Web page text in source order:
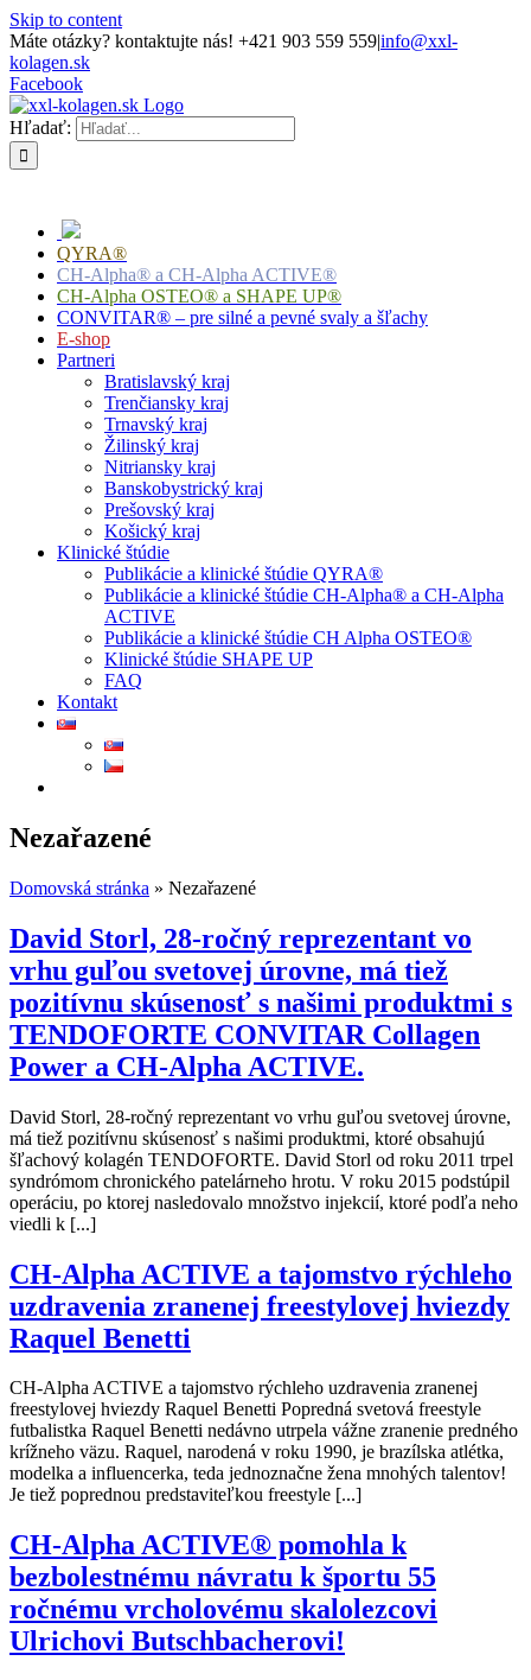
Skip to content
Máte otázky? kontaktujte nás! +421 903 559 559|info@xxl-
kolagen.sk
Facebook
Hľadať:
QYRA®
CH-Alpha® a CH-Alpha ACTIVE®
CH-Alpha OSTEO® a SHAPE UP®
CONVITAR® – pre silné a pevné svaly a šľachy
E-shop
Partneri
Bratislavský kraj
Trenčiansky kraj
Trnavský kraj
Žilinský kraj
Nitriansky kraj
Banskobystrický kraj
Prešovský kraj
Košický kraj
Klinické štúdie
Publikácie a klinické štúdie QYRA®
Publikácie a klinické štúdie CH-Alpha® a CH-Alpha
ACTIVE
Publikácie a klinické štúdie CH Alpha OSTEO®
Klinické štúdie SHAPE UP
FAQ
Kontakt
Nezařazené
Domovská stránka » Nezařazené
David Storl, 28-ročný reprezentant vo
vrhu guľou svetovej úrovne, má tiež
pozitívnu skúsenosť s našimi produktmi s
TENDOFORTE CONVITAR Collagen
Power a CH-Alpha ACTIVE.
David Storl, 28-ročný reprezentant vo vrhu guľou svetovej úrovne,
má tiež pozitívnu skúsenosť s našimi produktmi, ktoré obsahujú
šľachový kolagén TENDOFORTE. David Storl od roku 2011 trpel
syndrómom chronického patelárneho hrotu. V roku 2015 podstúpil
operáciu, po ktorej nasledovalo množstvo injekcií, ktoré podľa neho
viedli k [...]
CH-Alpha ACTIVE a tajomstvo rýchleho
uzdravenia zranenej freestylovej hviezdy
Raquel Benetti
CH-Alpha ACTIVE a tajomstvo rýchleho uzdravenia zranenej
freestylovej hviezdy Raquel Benetti Popredná svetová freestyle
futbalistka Raquel Benetti nedávno utrpela vážne zranenie predného
krížneho väzu. Raquel, narodená v roku 1990, je brazílska atlétka,
modelka a influencerka, teda jednoznačne žena mnohých talentov!
Je tiež poprednou predstaviteľkou freestyle [...]
CH-Alpha ACTIVE® pomohla k
bezbolestnému návratu k športu 55
ročnému vrcholovému skalolezcovi
Ulrichovi Butschbacherovi!